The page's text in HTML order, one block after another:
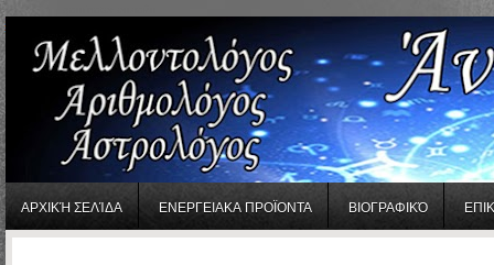
ΑΡΧΙΚΉ ΣΕΛΊΔΑ ΕΝΕΡΓΕΙΑΚΑ ΠΡΟΪΟΝΤΑ ΒΙΟΓΡΑΦΙΚΌ